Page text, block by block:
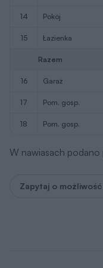
14 pokój
15 łazienka
Razem
16 garaż
17 pom. gosp.
18 pom. gosp.
W nawiasach
Zapytaj o